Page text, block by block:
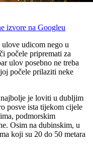
izvore na Googleu
udicom nego u
počele pripremati za
ulov posebno ne treba
počele prilaziti neke
je loviti u dubljim
posve ista tijekom cijele
podmorskim
Osim na dubinskim, u
koji su 20 do 50 metara